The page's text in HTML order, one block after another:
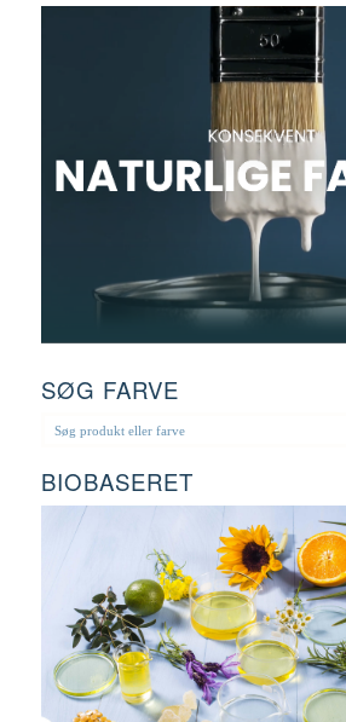
SØG FARVE
BIOBASERET